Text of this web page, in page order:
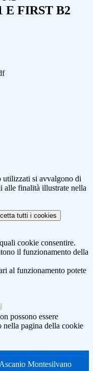
E FIRST B2
utilizzati si avvalgono di
alle finalità illustrate nella
tutti i cookies
cookie consentire.
il funzionamento della
al funzionamento potete
possono essere
nella pagina della cookie
Montesilvano